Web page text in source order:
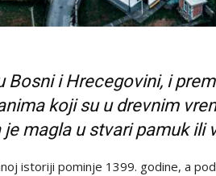
Bosni i Hrecegovini, i
koji su u drevnim
magla u stvari pamuk ili
istoriji pominje 1399. godine, a